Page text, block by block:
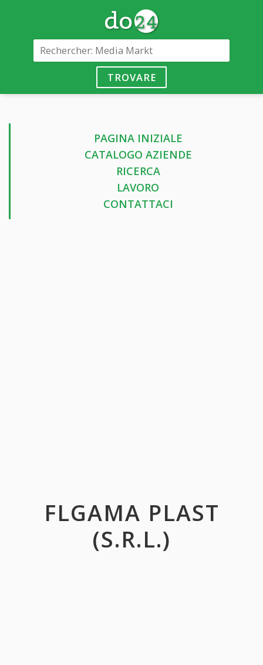
TROVARE
PAGINA INIZIALE
CATALOGO AZIENDE
RICERCA
LAVORO
CONTATTACI
FLGAMA PLAST
(S.R.L.)